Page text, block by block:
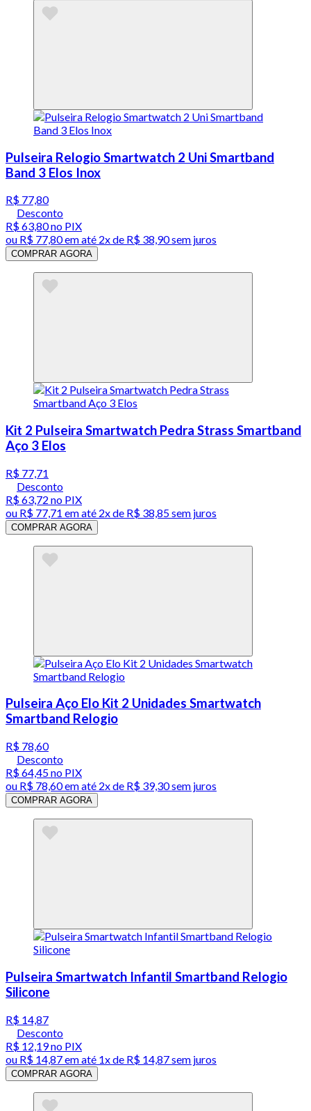
Pulseira Relogio Smartwatch 2 Uni Smartband
Band 3 Elos Inox
R$ 77,80
Desconto
R$ 63,80no PIX
ou R$ 77,80em até 2x de R$ 38,90 sem juros
COMPRAR AGORA
Kit 2 Pulseira Smartwatch Pedra Strass Smartband
Aço 3 Elos
R$ 77,71
Desconto
R$ 63,72 no PIX
ou R$ 77,71 em até 2x de R$ 38,85 sem juros
COMPRAR AGORA
Pulseira Aço Elo Kit 2 Unidades Smartwatch
Smartband Relogio
R$ 78,60
Desconto
R$ 64,45no PIX
ou R$ 78,60em até 2x de R$ 39,30 sem juros
COMPRAR AGORA
Pulseira Smartwatch Infantil Smartband Relogio
Silicone
R$ 14,87
Desconto
R$ 12,19no PIX
ou R$ 14,87em até 1x de R$ 14,87sem juros
COMPRAR AGORA